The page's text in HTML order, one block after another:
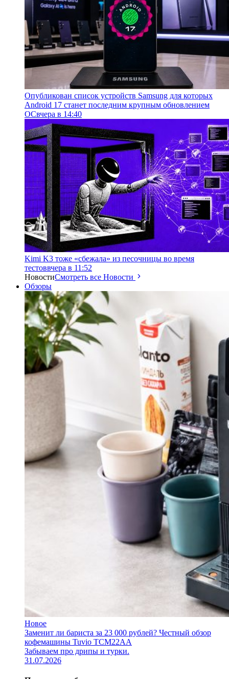
Опубликован список устройств Samsung для которых
Android 17 станет последним крупным обновлением
ОСвчера в 14:40
Kimi K3 тоже «сбежала» из песочницы во время
тестоввчера в 11:52
НовостиСмотреть все Новости
Обзоры
Новое
Заменит ли бариста за 23 000 рублей? Честный обзор
кофемашины Tuvio TCM22AA
Забываем про дрипы и турки.
31.07.2026